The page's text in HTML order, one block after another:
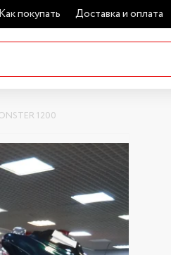
Как покупать Доставка и оплата
1200